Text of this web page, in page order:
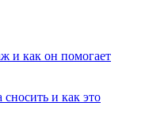
и как он помогает
и как это